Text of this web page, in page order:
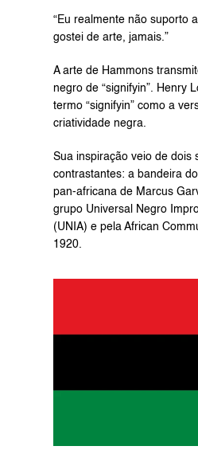
“Eu realmente não suporto
gostei de arte, jamais.”
A arte de Hammons
negro de “signifyin”. Henry
termo “signifyin” como a
criatividade negra.
Sua inspiração veio de dois
contrastantes: a bandeira
pan-africana de Marcus
grupo Universal Negro
(UNIA) e pela African
1920.